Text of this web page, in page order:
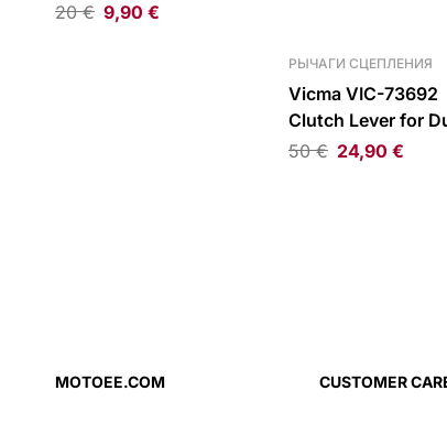
20€ 9,90 €
РЫЧАГИ СЦЕПЛЕНИЯ
Vicma VIC-73692
Clutch Lever for
50€ 24,90€
MOTOEE.COM CUSTOMER